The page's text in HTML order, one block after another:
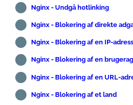
Nginx - Undgå hotlinking
Nginx - Blokering af direkte
Nginx - Blokering af en IP-
Nginx - Blokering af en
Nginx - Blokering af en URL-
Nginx - Blokering af et land